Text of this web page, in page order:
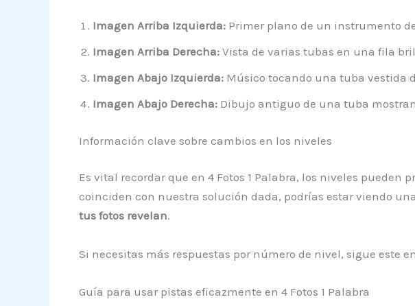
Imagen Arriba Izquierda:Primer plano de un instrumento
Imagen Arriba Derecha:Vista de varias tubas en una fila
Imagen Abajo Izquierda:Músico tocando una tuba vestida
Imagen Abajo Derecha:Dibujo antiguo de una tuba
Información clave sobre cambios en los niveles
Es vital recordar que en 4 Fotos 1 Palabra, los niveles
coinciden con nuestra solución dada, podrías estar viendo
tus fotos revelan.
Si necesitas más respuestas por número de nivel, sigue este
Guía para usar pistas eficazmente en 4 Fotos 1 Palabra